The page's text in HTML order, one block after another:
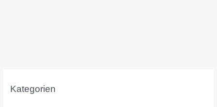
Kategorien